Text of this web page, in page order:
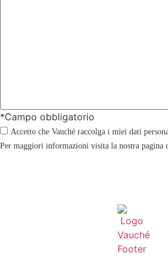
*Campo obbligatorio
Accetto che Vauché raccolga i miei dati
Per maggiori informazioni visita la nostra pagina